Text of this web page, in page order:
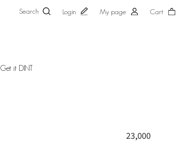
Search Login My page Cart
Get it DINT
23,000